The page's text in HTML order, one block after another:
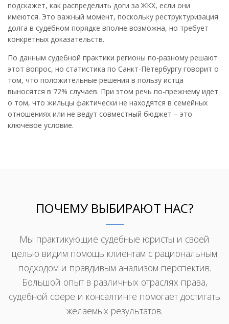
подскажет, как распределить доги за ЖКХ, если они
имеются. Это важный момент, поскольку реструктуризация
долга в судебном порядке вполне возможна, но требует
конкретных доказательств.
По данным судебной практики регионы по-разному решают
этот вопрос, но статистика по Санкт-Петербургу говорит о
том, что положительные решения в пользу истца
выносятся в 72% случаев. При этом речь по-прежнему идет
о том, что жильцы фактически не находятся в семейных
отношениях или не ведут совместный бюджет – это
ключевое условие.
ПОЧЕМУ ВЫБИРАЮТ НАС?
Мы практикующие судебные юристы и своей
целью видим помощь клиентам с рациональным
подходом и правдивым анализом перспектив.
Большой опыт в различных отраслях права,
судебной сфере и консалтинге помогает достигать
желаемых результатов.